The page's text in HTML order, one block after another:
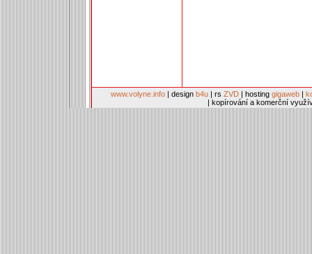
www.volyne.info | design b4u | rs ZVD | hosting gigaweb |
| kopírování a komerční